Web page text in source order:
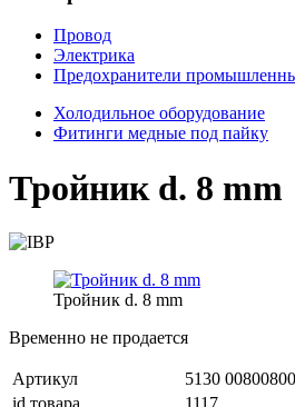
Провод
Электрика
Предохранители
Холодильное оборудование
Фитинги медные под пайку
Тройник d. 8 mm
Тройник d. 8 mm
Временно не продается
Артикул
5130